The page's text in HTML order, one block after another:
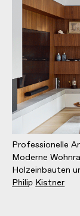
Professionelle
Moderne
Holzeinbauten
Philip Kistner